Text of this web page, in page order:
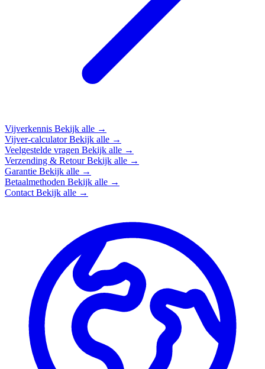
Vijverkennis Bekijk alle →
Vijver-calculatorBekijk alle →
Veelgestelde vragen Bekijk alle →
Verzending & RetourBekijk alle →
Garantie Bekijk alle →
Betaalmethoden Bekijk alle →
Contact Bekijk alle →